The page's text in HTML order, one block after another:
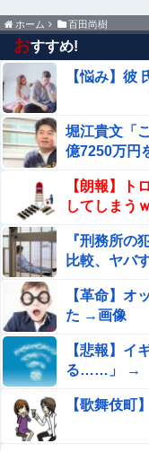
ホーム 百田尚樹
おすすめ!
【悩み】彼
堀江貴文「
億7250万円
【朗報】ト
してしまう
『刑務所の
比較、ヤバ
【革命】オ
た →画像
【悲報】イ
る……」 →
【歌舞伎町